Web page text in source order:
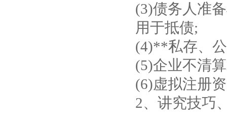
(3)债务人准
用于抵债;
(4)**私存、
(5)企业不清
(6)虚拟注册
2、讲究技巧